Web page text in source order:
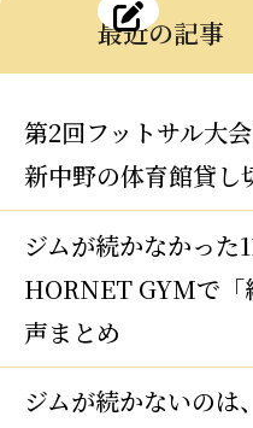
最近の記事
第2回フットサル大
新中野の体育館貸し
ジムが続かなかった
HORNET GYMで「
声まとめ
ジムが続かないのは